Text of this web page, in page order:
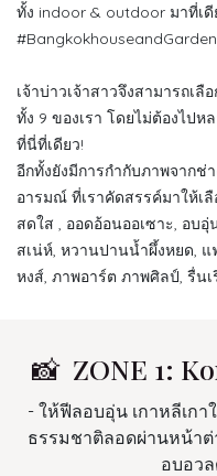
ทั้ง indoor & outdoor มาที่เ
#BangkokhouseandGarden
เจ้าบ่าวเจ้าสาวจึงสามารถเ
ทั้ง 9 ของเรา โดยไม่ต้องไปห
ที่นี่ที่เดียว!
อีกทั้งยังมีการกำกับภาพจากช่
อารมณ์ ที่เราคัดสรรค์มาให้เ
สดใส , ออดอ้อนออเซาะ, อบ
สเน่ห์, หวานปานน้ำผึ้งหยด,
หงส์, ภาพอาร์ต ภาพศิลป์, รื่น
📸 ZONE 1:
- ให้ฟีลอบอุ่น เกาหลีเก
ธรรมชาติลอดผ่านหน้า
อบอว